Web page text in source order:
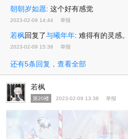
朝朝岁如愿: 这个好有感觉
2023-02-09 14:44 举报
若枫回复了与曦年年: 难得有的灵感
2023-02-09 15:38 举报
还有5条回复，查看全部
若枫
第20楼 2023-02-09 13:38 举报